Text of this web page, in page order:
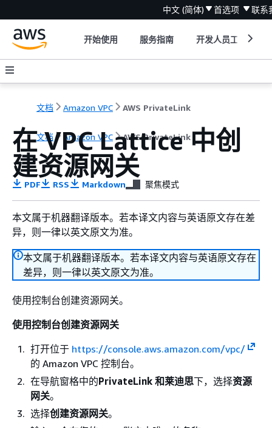
中文 (简体) 首选项 联系
开始使用 服务指南 开发人员工具
文档 Amazon VPC AWS PrivateLink
文档 Amazon VPC AWS PrivateLink
在 VPC Lattice 中创
建资源网关
PDF RSS Markdown 聚焦模式
本文属于机器翻译版本。若本译文内容与英语原文存在差
异，则一律以英文原文为准。
本文属于机器翻译版本。若本译文内容与英语原文存在
差异，则一律以英文原文为准。
使用控制台创建资源网关。
使用控制台创建资源网关
打开位于 https://console.aws.amazon.com/vpc/
的 Amazon VPC 控制台。
在导航窗格中的PrivateLink 和莱迪思下，选择资源
网关。
选择创建资源网关。